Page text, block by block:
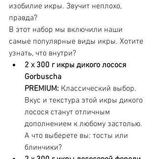
изобилие икры. Звучит неплохо,
правда?
В этот набор мы включили наши
самые популярные виды икры. Хотите
узнать, что внутри?
2 х 300 г икры дикого лосося
Gorbuscha
PREMIUM: Классический выбор.
Вкус и текстура этой икры дикого
лосося станут отличным
дополнением к любому застолью.
А что выберете вы: тосты или
блинчики?